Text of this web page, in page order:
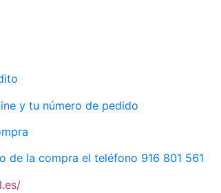
y tu número de pedido
de la compra el teléfono 916 801 561